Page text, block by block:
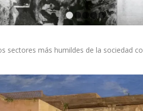
1 2 3
sectores más humildes de la sociedad